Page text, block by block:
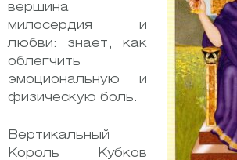
вершина
милосердия и
любви: знает, как
облегчить
эмоциональную и
физическую боль.
Вертикальный
Король Кубков